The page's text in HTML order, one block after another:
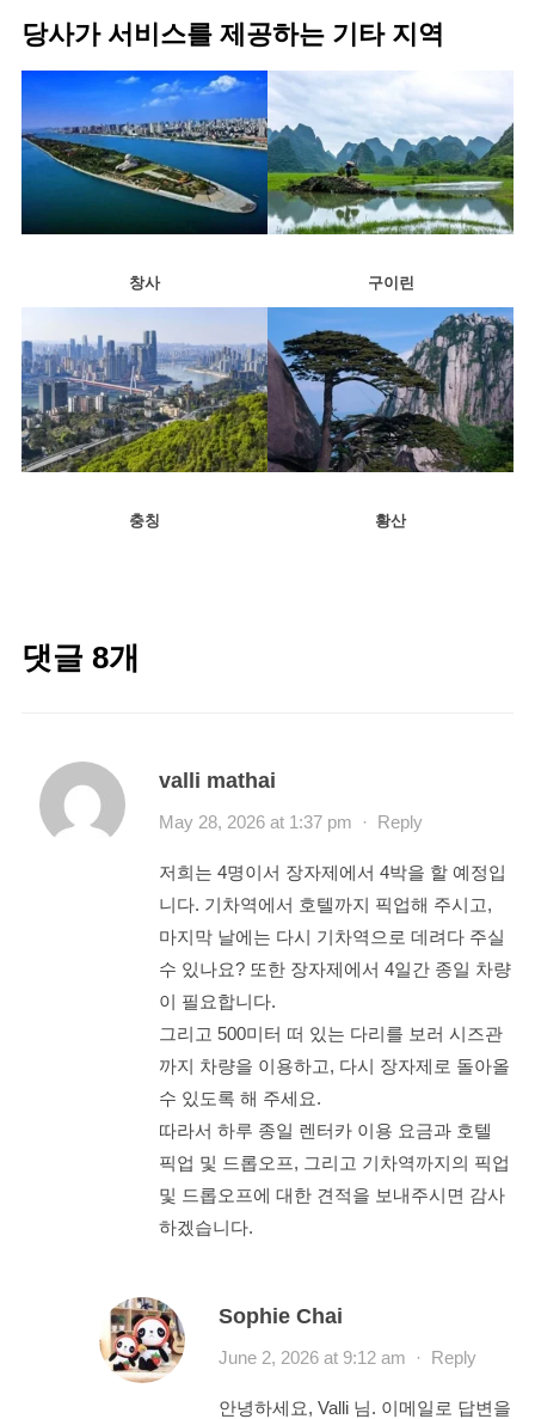
당사가 서비스를 제공하는 기타 지역
창사 구이린
충칭 황산
댓글 8개
valli mathai
May 28, 2026 at 1:37 pm · Reply
저희는 4명이서 장자제에서 4박을 할 예정입
니다. 기차역에서 호텔까지 픽업해 주시고,
마지막 날에는 다시 기차역으로 데려다 주실
수 있나요? 또한 장자제에서 4일간 종일 차량
이 필요합니다.
그리고 500미터 떠 있는 다리를 보러 시즈관
까지 차량을 이용하고, 다시 장자제로 돌아올
수 있도록 해 주세요.
따라서 하루 종일 렌터카 이용 요금과 호텔
픽업 및 드롭오프, 그리고 기차역까지의 픽업
및 드롭오프에 대한 견적을 보내주시면 감사
하겠습니다.
Sophie Chai
June 2, 2026 at 9:12 am · Reply
안녕하세요, Valli 님. 이메일로 답변을